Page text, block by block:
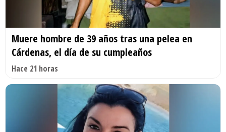
Muere hombre de 39 años tras una pelea en
Cárdenas, el día de su cumpleaños
Hace 21 horas